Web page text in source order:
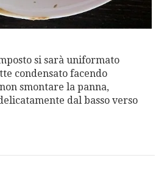
si sarà uniformato
condensato facendo
smontare la panna,
dal basso verso